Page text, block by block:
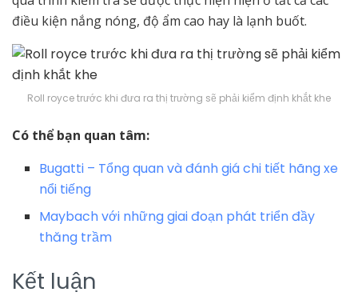
điều kiện nắng nóng, độ ẩm cao hay là lạnh buốt.
Roll royce trước khi đưa ra thị trường sẽ phải kiểm định khắt khe
Có thể bạn quan tâm:
Bugatti – Tổng quan và đánh giá chi tiết hãng xe
nổi tiếng
Maybach với những giai đoạn phát triển đầy
thăng trầm
Kết luận